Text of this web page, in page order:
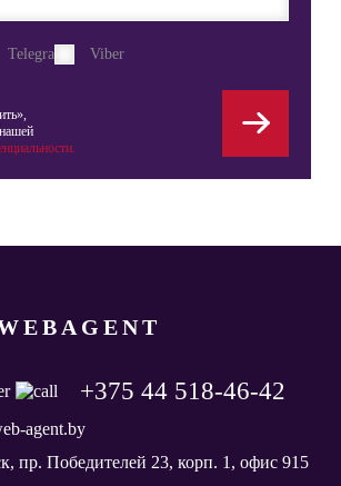
Telegram Viber
+375 44 518-46-42
agent.by
пр. Победителей 23, корп. 1, офис 915